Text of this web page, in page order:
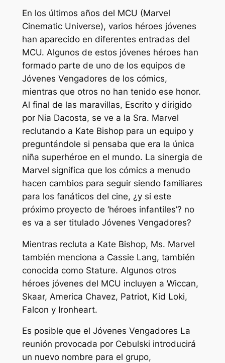
En los últimos años del MCU (Marvel
Cinematic Universe), varios héroes jóvenes
han aparecido en diferentes entradas del
MCU. Algunos de estos jóvenes héroes han
formado parte de uno de los equipos de
Jóvenes Vengadores de los cómics,
mientras que otros no han tenido ese honor.
Al final de las maravillas, Escrito y dirigido
por Nia Dacosta, se ve a la Sra. Marvel
reclutando a Kate Bishop para un equipo y
preguntándole si pensaba que era la única
niña superhéroe en el mundo. La sinergia de
Marvel significa que los cómics a menudo
hacen cambios para seguir siendo familiares
para los fanáticos del cine, ¿y si este
próximo proyecto de ‘héroes infantiles’? no
es va a ser titulado Jóvenes Vengadores?
Mientras recluta a Kate Bishop, Ms. Marvel
también menciona a Cassie Lang, también
conocida como Stature. Algunos otros
héroes jóvenes del MCU incluyen a Wiccan,
Skaar, America Chavez, Patriot, Kid Loki,
Falcon y Ironheart.
Es posible que el Jóvenes Vengadores La
reunión provocada por Cebulski introducirá
un nuevo nombre para el grupo,